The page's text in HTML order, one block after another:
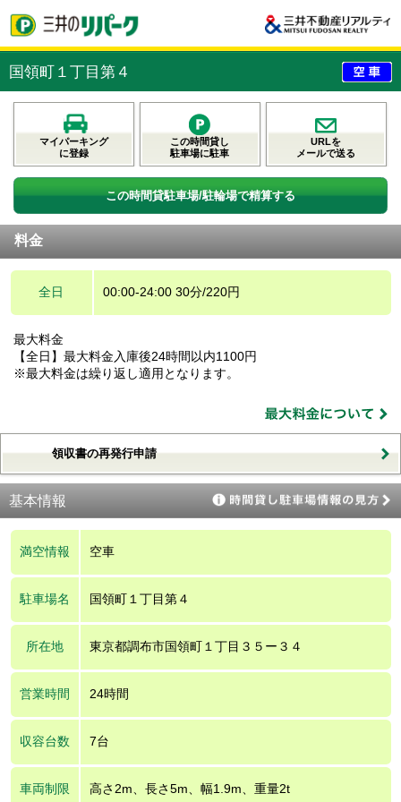
国領町１丁目第４
マイパーキング
に登録
この時間貸し
駐車場に駐車
URLを
メールで送る
この時間貸駐車場/駐輪場で精算する
料金
全日 00:00-24:00 30分/220円
最大料金
【全日】最大料金入庫後24時間以内1100円
※最大料金は繰り返し適用となります。
領収書の再発行申請
基本情報
満空情報 空車
駐車場名 国領町１丁目第４
所在地 東京都調布市国領町１丁目３５ー３４
営業時間 24時間
収容台数 7台
車両制限 高さ2m、長さ5m、幅1.9m、重量2t